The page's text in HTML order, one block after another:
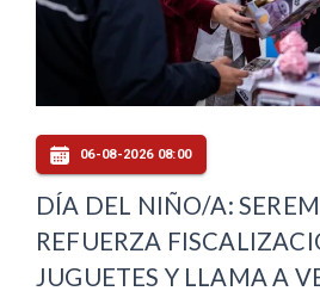
06-08-2026 08:00
DÍA DEL NIÑO/A:
REFUERZA
JUGUETES Y LLAMA A